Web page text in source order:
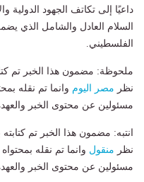
داعيًا إلى تكاتف الجهود الدولية
السلام العادل والشامل الذي
الفلسطيني.
ملحوظة: مضمون هذا الخبر تم
نظر مصر اليوم وانما تم نقله
مسئولين عن محتوى الخبر
انتبه: مضمون هذا الخبر تم
نظر منقول وانما تم نقله
مسئولين عن محتوى الخبر